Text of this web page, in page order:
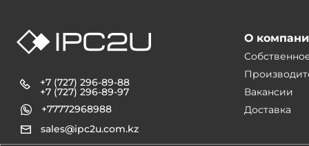
+7 (727) 296-89-88
+7 (727) 296-89-97
+77772968988
sales@ipc2u.com.kz
О
Вакансии
Доставка